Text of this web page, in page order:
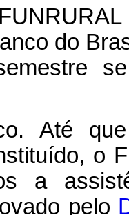
do
Até
o
a
pelo